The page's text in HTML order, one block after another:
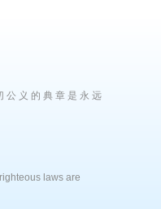
公 义 的 典 章 是 永 远
laws are